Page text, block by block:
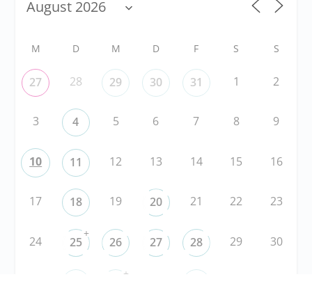
M D M D F S S
27 28 29 30 31 1 2
3 4 5 6 7 8 9
10 11 12 13 14 15 16
17 18 19 20 21 22 23
24 25
+
26 27 28 29 30
+